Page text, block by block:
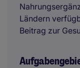
Ländern
Beitrag zur